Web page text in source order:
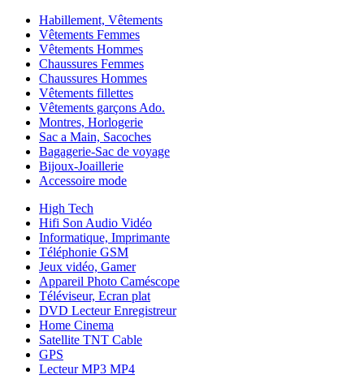
Habillement, Vêtements
Vêtements Femmes
Vêtements Hommes
Chaussures Femmes
Chaussures Hommes
Vêtements fillettes
Vêtements garçons Ado.
Montres, Horlogerie
Sac a Main, Sacoches
Bagagerie-Sac de voyage
Bijoux-Joaillerie
Accessoire mode
High Tech
Hifi Son Audio Vidéo
Informatique, Imprimante
Téléphonie GSM
Jeux vidéo, Gamer
Appareil Photo Caméscope
Téléviseur, Ecran plat
DVD Lecteur Enregistreur
Home Cinema
Satellite TNT Cable
GPS
Lecteur MP3 MP4